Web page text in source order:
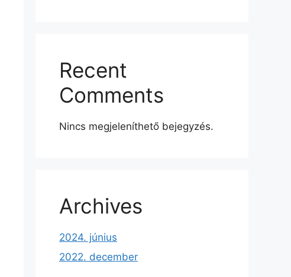
Recent
Comments
Nincs megjeleníthető bejegyzés.
Archives
2024. június
2022. december